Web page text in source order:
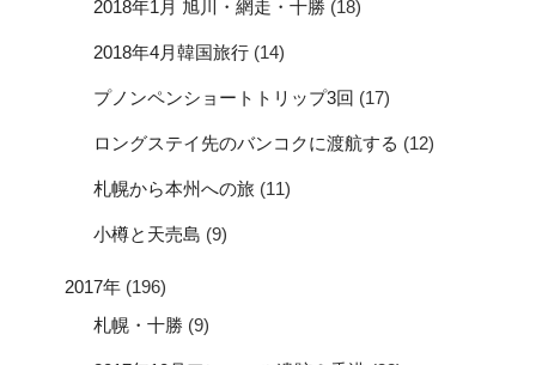
2018年1月 旭川・網走・十勝 (18)
2018年4月韓国旅行 (14)
プノンペンショートトリップ3回 (17)
ロングステイ先のバンコクに渡航する (12)
札幌から本州への旅 (11)
小樽と天売島 (9)
2017年 (196)
札幌・十勝 (9)